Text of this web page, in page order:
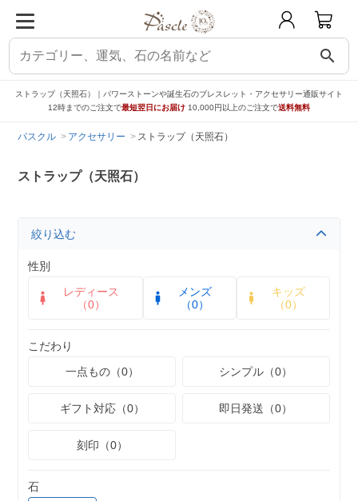
search
ストラップ（天照石）｜パワーストーンや誕生石のブレスレット・アクセサリー通販サイト
12時までのご注文で最短翌日にお届け 10,000円以上のご注文で送料無料
パスクル アクセサリー ストラップ（天照石）
ストラップ（天照石）
絞り込む
性別
レディース
（0）
メンズ
（0）
キッズ
（0）
こだわり
一点もの（0）
シンプル（0）
ギフト対応（0） 即日発送（0）
刻印（0）
石